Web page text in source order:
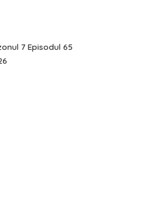
7 Episodul 65